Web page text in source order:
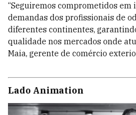
“Seguiremos comprometidos em
demandas dos profissionais de
diferentes continentes,
qualidade nos mercados onde
Maia, gerente de comércio
Lado Animation